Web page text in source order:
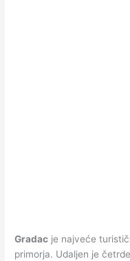
Gradac je najveće
primorja. Udaljen je